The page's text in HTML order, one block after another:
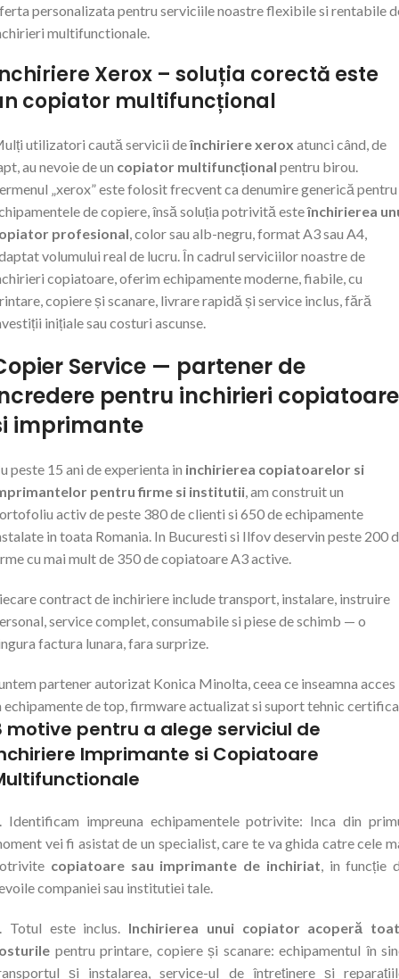
personalizata pentru serviciile noastre flexibile si rentabile
multifunctionale.
Xerox – soluția corectă este
copiator multifuncțional
utilizatori caută servicii deînchiriere xerox atunci când, de
au nevoie de un copiator multifuncțional pentru birou.
„xerox” este folosit frecvent ca denumire generică pentru
de copiere, însă soluția potrivită esteînchirierea
profesional, color sau alb-negru, format A3 sau A4,
volumului real de lucru. În cadrul serviciilor noastre de
copiatoare, oferim echipamente moderne, fiabile, cu
copiere și scanare, livrare rapidă și service inclus, fără
inițiale sau costuri ascunse.
Service — partener de
pentru inchirieri copiatoare
imprimante
peste 15 ani de experienta in inchirierea copiatoarelor si
pentru firme si institutii, am construit un
activ de peste 380 de clienti si 650 de echipamente
in toata Romania. In Bucuresti si Ilfov deservin peste 200
cu mai mult de 350 de copiatoare A3 active.
contract de inchiriere include transport, instalare, instruire
service complet, consumabile si piese de schimb — o
factura lunara, fara surprize.
partener autorizat Konica Minolta, ceea ce inseamna acces
echipamente de top, firmware actualizat si suport tehnic
motive pentru a alege serviciul de
Imprimante si Copiatoare
Identificam impreuna echipamentele potrivite: Inca din
vei fi asistat de un specialist, care te va ghida catre cele
copiatoare sau imprimante de inchiriat, in funcție
companiei sau institutiei tale.
Totul este inclus. Inchirierea unui copiator acoperă
pentru printare, copiere și scanare: echipamentul în
și instalarea, service-ul de întreținere și